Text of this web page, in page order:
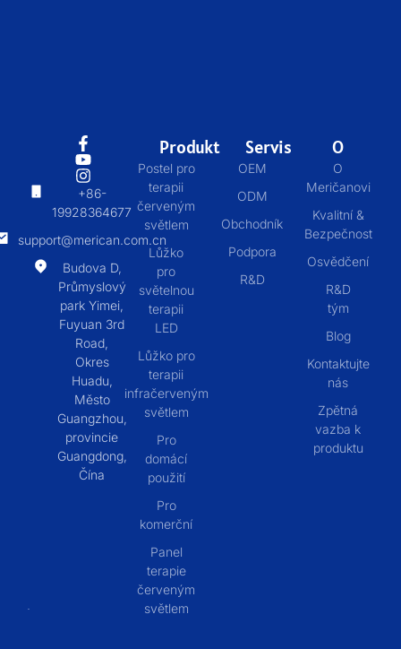
+86-
19928364677
support@merican.com.cn
Budova D,
Průmyslový
park Yimei,
Fuyuan 3rd
Road,
Okres
Huadu,
Město
Guangzhou,
provincie
Guangdong,
Čína
Produkt
Postel pro
terapii
červeným
světlem
Lůžko
pro
světelnou
terapii
LED
Lůžko pro
terapii
infračerveným
světlem
Pro
domácí
použití
Pro
komerční
Panel
terapie
červeným
světlem
Servis
OEM
ODM
Obchodník
Podpora
R&D
O
O
Meričanovi
Kvalitní &
Bezpečnost
Osvědčení
R&D
tým
Blog
Kontaktujte
nás
Zpětná
vazba k
produktu